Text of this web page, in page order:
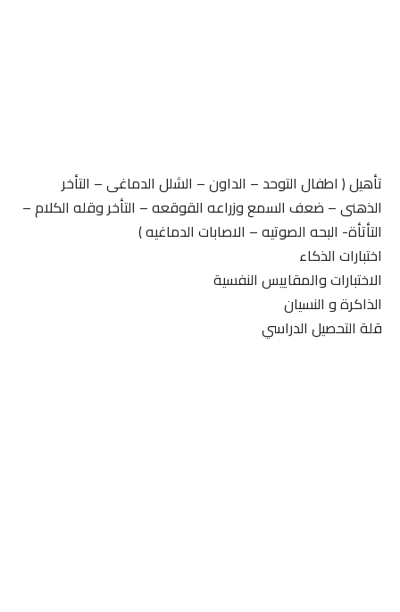
تأهيل ( اطفال التوحد – الداون – الشلل الدماغى – التأخر
الذهنى – ضعف السمع وزراعه القوقعه – التأخر وقله الكلام –
التأتأة- البحه الصوتيه – الاصابات الدماغيه )
اختبارات الذكاء
الاختبارات والمقاييس النفسية
الذاكرة و النسيان
قلة التحصيل الدراسي